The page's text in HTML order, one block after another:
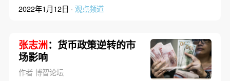
2022年1月12日 · 观点频道
张志洲：货币政策逆转的市
场影响
作者 博智论坛